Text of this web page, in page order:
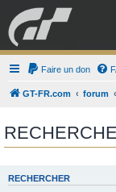
GRAN
ESPORT
Faire un don
GT-FR.com forum
RECHERCHER